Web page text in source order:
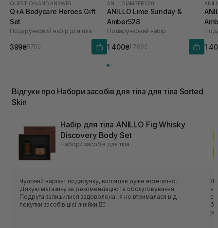
QUESTION AND ANSWER
Q+A Bodycare Heroes Gift
Set
Подарунковий набір для тіла
399₴570₴
ANILLO AMBER 528
ANILLO Lime Sunday &
Amber528
Подарунковий набір
1 400₴1 760₴ 1
Відгуки про Набори засобів для тіла для тіла Sorted
Skin
Набір для тіла ANILLO Fig Whisky
Discovery Body Set
Набори засобів для тіла
Чудовий варіант подарунку, виглядає дуже естетично.
Дякую магазину за рекомендацію та обслуговування.
Подруга залишилися задоволена і я не втрималася від
покупки засобів цієї лінійки.❤️‍🔥